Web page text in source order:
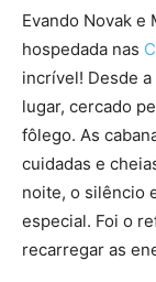
Evando Novak e
hospedada nas
incrível! Desde
lugar, cercado
fôlego. As
cuidadas e
noite, o silêncio
especial. Foi o
recarregar as